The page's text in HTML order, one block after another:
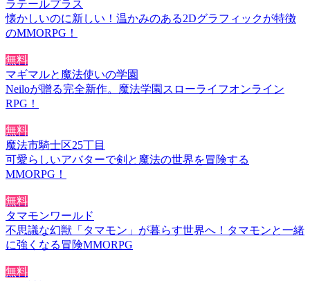
ラテールプラス
懐かしいのに新しい！温かみのある2Dグラフィックが特徴
のMMORPG！
無料
マギマルと魔法使いの学園
Neiloが贈る完全新作。魔法学園スローライフオンライン
RPG！
無料
魔法市騎士区25丁目
可愛らしいアバターで剣と魔法の世界を冒険する
MMORPG！
無料
タマモンワールド
不思議な幻獣「タマモン」が暮らす世界へ！タマモンと一緒
に強くなる冒険MMORPG
無料